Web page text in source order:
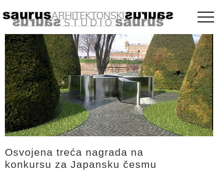
to
content
Osvojena treća nagrada na
konkursu za Japansku česmu